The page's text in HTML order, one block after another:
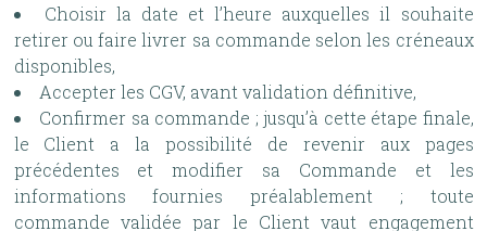
Choisir la date et l’heure auxquelles il souhaite
retirer ou faire livrer sa commande selon les créneaux
disponibles,
Accepter les CGV, avant validation définitive,
Confirmer sa commande ; jusqu’à cette étape finale,
le Client a la possibilité de revenir aux pages
précédentes et modifier sa Commande et les
informations fournies préalablement ; toute
commande validée par le Client vaut engagement